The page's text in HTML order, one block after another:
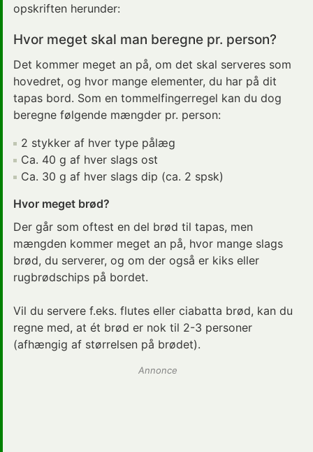
opskriften herunder:
Hvor meget skal man beregne pr. person?
Det kommer meget an på, om det skal serveres som
hovedret, og hvor mange elementer, du har på dit
tapas bord. Som en tommelfingerregel kan du dog
beregne følgende mængder pr. person:
2 stykker af hver type pålæg
Ca. 40 g af hver slags ost
Ca. 30 g af hver slags dip (ca. 2 spsk)
Hvor meget brød?
Der går som oftest en del brød til tapas, men
mængden kommer meget an på, hvor mange slags
brød, du serverer, og om der også er kiks eller
rugbrødschips på bordet.
Vil du servere f.eks. flutes eller ciabatta brød, kan du
regne med, at ét brød er nok til 2-3 personer
(afhængig af størrelsen på brødet).
Annonce